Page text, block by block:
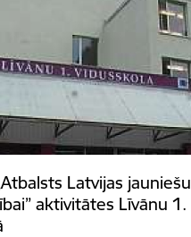
Latvijas jauniešu
aktivitātes Līvānu 1.